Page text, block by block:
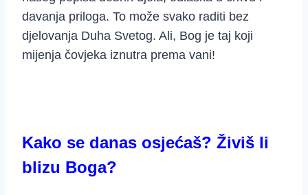
davanja priloga. To može svako raditi bez
djelovanja Duha Svetog. Ali, Bog je taj koji
mijenja čovjeka iznutra prema vani!
Kako se danas osjećaš? Živiš li
blizu Boga?